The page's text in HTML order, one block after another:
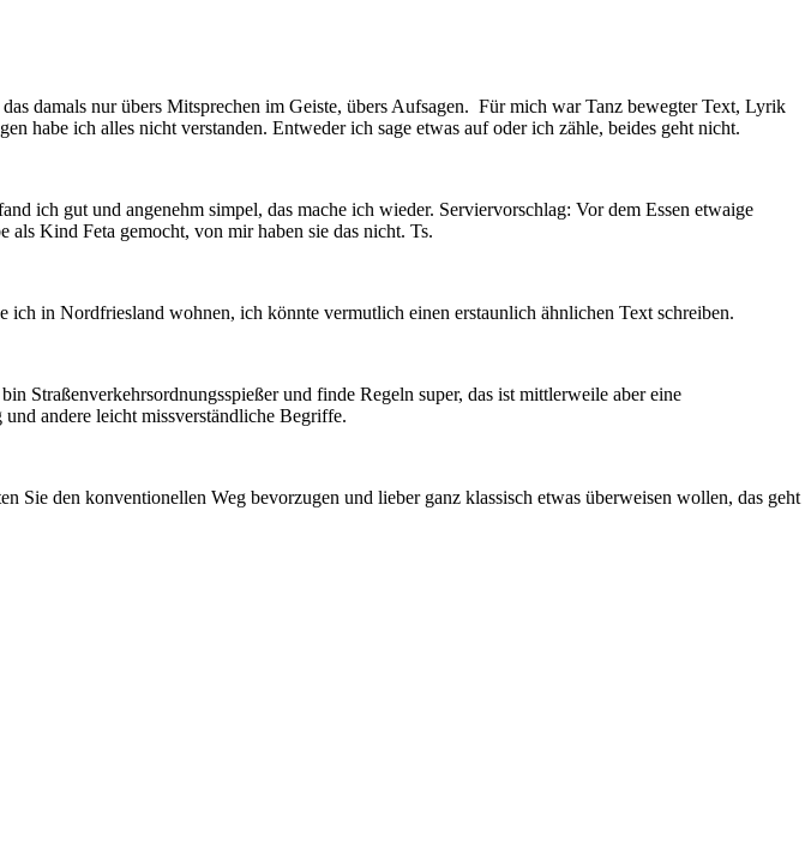
damals nur übers Mitsprechen im Geiste, übers Aufsagen. Für mich war Tanz bewegter Text, Lyrik
habe ich alles nicht verstanden. Entweder ich sage etwas auf oder ich zähle, beides geht nicht.
ich gut und angenehm simpel, das mache ich wieder. Serviervorschlag: Vor dem Essen etwaige
Kind Feta gemocht, von mir haben sie das nicht. Ts.
ich in Nordfriesland wohnen, ich könnte vermutlich einen erstaunlich ähnlichen Text schreiben.
Straßenverkehrsordnungsspießer und finde Regeln super, das ist mittlerweile aber eine
andere leicht missverständliche Begriffe.
Sie den konventionellen Weg bevorzugen und lieber ganz klassisch etwas überweisen wollen, das geht